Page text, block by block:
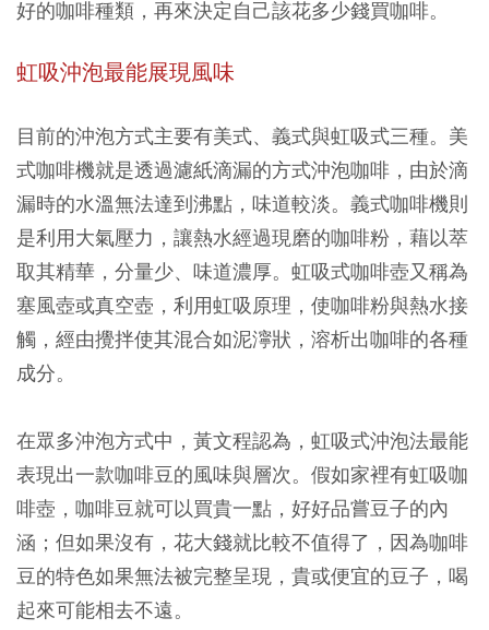
好的咖啡種類，再來決定自己該花多少錢買咖啡。
虹吸沖泡最能展現風味
目前的沖泡方式主要有美式、義式與虹吸式三種。美
式咖啡機就是透過濾紙滴漏的方式沖泡咖啡，由於滴
漏時的水溫無法達到沸點，味道較淡。義式咖啡機則
是利用大氣壓力，讓熱水經過現磨的咖啡粉，藉以萃
取其精華，分量少、味道濃厚。虹吸式咖啡壺又稱為
塞風壺或真空壺，利用虹吸原理，使咖啡粉與熱水接
觸，經由攪拌使其混合如泥濘狀，溶析出咖啡的各種
成分。
在眾多沖泡方式中，黃文程認為，虹吸式沖泡法最能
表現出一款咖啡豆的風味與層次。假如家裡有虹吸咖
啡壺，咖啡豆就可以買貴一點，好好品嘗豆子的內
涵；但如果沒有，花大錢就比較不值得了，因為咖啡
豆的特色如果無法被完整呈現，貴或便宜的豆子，喝
起來可能相去不遠。